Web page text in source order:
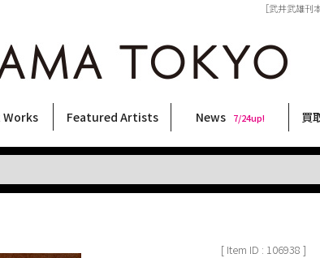
［武井武雄
Works
フィー
アート
他
クス
ART LABEL
Featured Artists
稲嶺啓一(東風終)
村田言恵
丸岡和吾
Rico Casella
キム・ロートン
菅谷晋一
柴田亜美
内藤啓介
CHRIS
北島敬三
内藤ルネ
林月光
佐伯俊男
三島剛
COOKIE
秋赤音
春川ナミオ
天野タケル
三島由紀夫
二本木里美
大西洋介
森山大道
須藤昌人
横尾忠則
大類信
News 7/24up!
新着・おすすめ商品 9/7up!
フェア・イベント情報 7/
お店からのお知らせ 6/1up!
買
買
買
古
美
出
宅
店
よ
[ Item ID : 106938 ]